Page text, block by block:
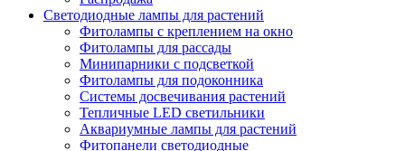
Светодиодные лампы для растений
Фитолампы с креплением на окно
Фитолампы для рассады
Минипарники с подсветкой
Фитолампы для подоконника
Системы досвечивания растений
Тепличные LED светильники
Аквариумные лампы для растений
Фитопанели светодиодные